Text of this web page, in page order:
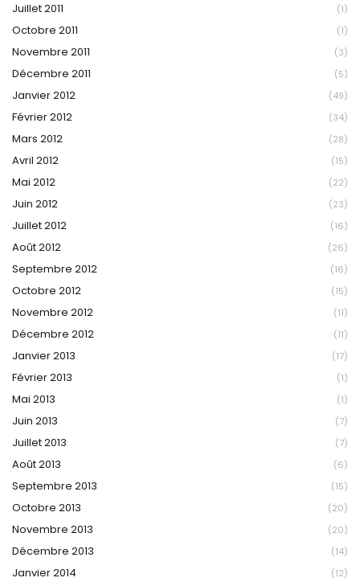
Juillet 2011 (1)
Octobre 2011 (1)
Novembre 2011 (3)
Décembre 2011 (5)
Janvier 2012 (49)
Février 2012 (34)
Mars 2012 (28)
Avril 2012 (15)
Mai 2012 (22)
Juin 2012 (23)
Juillet 2012 (16)
Août 2012 (26)
Septembre 2012 (16)
Octobre 2012 (15)
Novembre 2012 (11)
Décembre 2012 (11)
Janvier 2013 (17)
Février 2013 (1)
Mai 2013 (1)
Juin 2013 (7)
Juillet 2013 (7)
Août 2013 (6)
Septembre 2013 (15)
Octobre 2013 (20)
Novembre 2013 (20)
Décembre 2013 (14)
Janvier 2014 (12)